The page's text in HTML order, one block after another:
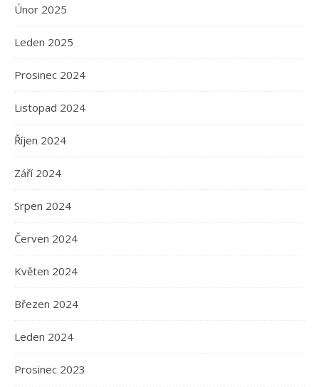
Únor 2025
Leden 2025
Prosinec 2024
Listopad 2024
Říjen 2024
Září 2024
Srpen 2024
Červen 2024
Květen 2024
Březen 2024
Leden 2024
Prosinec 2023